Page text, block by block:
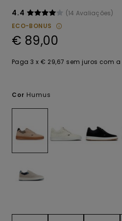
4.4
(14 Avaliações)
ECO-BONUS
€ 89,00
Paga 3 x € 29,67 sem juros com a
Cor Humus